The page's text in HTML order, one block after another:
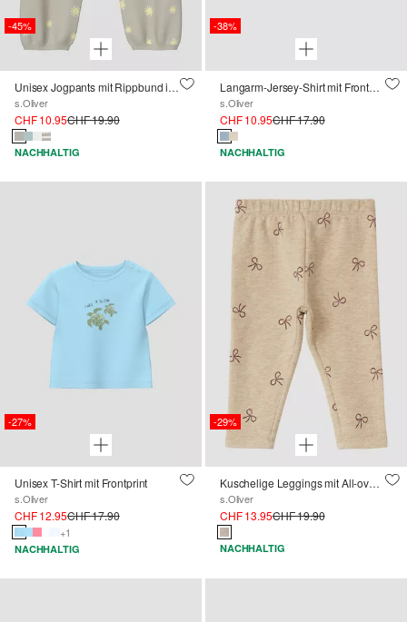
-45%
Unisex Jogpants mit Rippbund im Loose Fit
s.Oliver
CHF 10.95CHF 19.90
NACHHALTIG
-38%
Langarm-Jersey-Shirt mit Frontprint
s.Oliver
CHF 10.95CHF 17.90
NACHHALTIG
-27%
Unisex T-Shirt mit Frontprint
s.Oliver
CHF 12.95CHF 17.90
+1
NACHHALTIG
-29%
Kuschelige Leggings mit All-over-Print
s.Oliver
CHF 13.95CHF 19.90
NACHHALTIG